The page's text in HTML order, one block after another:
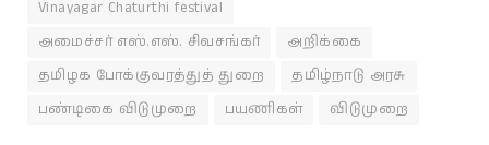
Vinayagar Chaturthi festival
அமைச்சர் எஸ்.எஸ். சிவசங்கர்
அறிக்கை
தமிழக போக்குவரத்துத் துறை
தமிழ்நாடு அரசு
பண்டிகை விடுமுறை
பயணிகள் விடுமுறை